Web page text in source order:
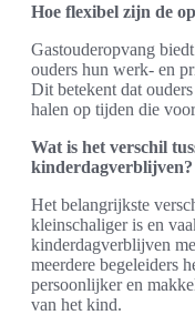
Hoe flexibel zijn de
Gastouderopvang
ouders hun werk- en
Dit betekent dat
halen op tijden die
Wat is het verschil
kinderdagverblijven?
Het belangrijkste
kleinschaliger is en
kinderdagverblijven
meerdere begeleiders
persoonlijker en
van het kind.